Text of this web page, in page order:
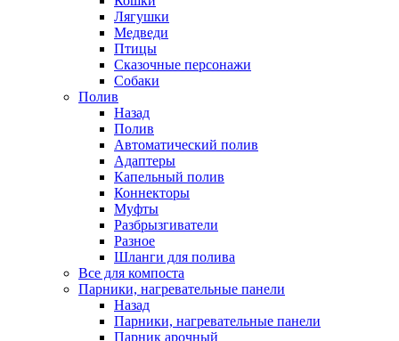
Лягушки
Медведи
Птицы
Сказочные персонажи
Собаки
Полив
Назад
Полив
Автоматический полив
Адаптеры
Капельный полив
Коннекторы
Муфты
Разбрызгиватели
Разное
Шланги для полива
Все для компоста
Парники, нагревательные панели
Назад
Парники, нагревательные панели
Парник арочный